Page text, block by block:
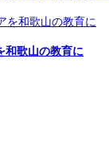
和歌山の教育に